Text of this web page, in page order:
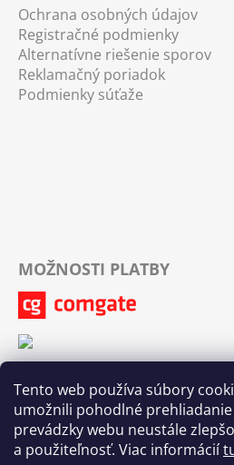
Tento web používa súbory
umožnili pohodlné prehliadanie
prevádzky webu neustále
a použiteľnosť. Viac informácií
Ochrana osobných údajov
Registračné podmienky
Alternatívne riešenie sporov
Reklamačný poriadok
Podmienky súťaže
MOŽNOSTI PLATBY